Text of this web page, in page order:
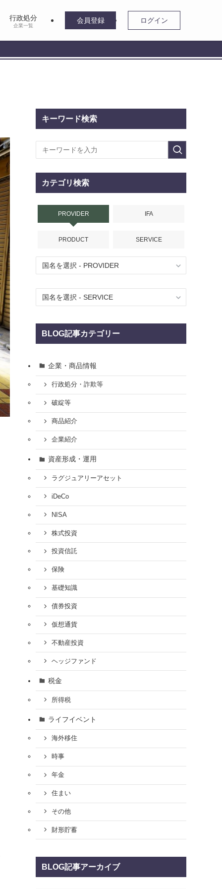
行政処分
企業一覧
会員登録 ログイン
キーワード検索
カテゴリ検索
PROVIDER IFA
PRODUCT SERVICE
BLOG記事カテゴリー
企業・商品情報
行政処分・詐欺等
破綻等
商品紹介
企業紹介
資産形成・運用
ラグジュアリーアセット
iDeCo
NISA
株式投資
投資信託
保険
基礎知識
債券投資
仮想通貨
不動産投資
ヘッジファンド
税金
所得税
ライフイベント
海外移住
時事
年金
住まい
その他
財形貯蓄
BLOG記事アーカイブ